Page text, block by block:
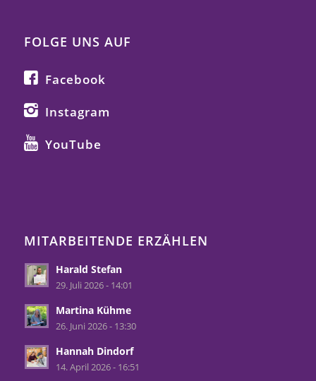
FOLGE UNS AUF
Facebook
Instagram
YouTube
MITARBEITENDE ERZÄHLEN
Harald Stefan
29. Juli 2026 - 14:01
Martina Kühme
26. Juni 2026 - 13:30
Hannah Dindorf
14. April 2026 - 16:51